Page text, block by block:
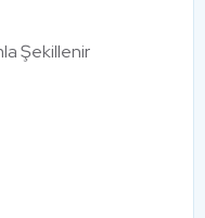
Şekillenir